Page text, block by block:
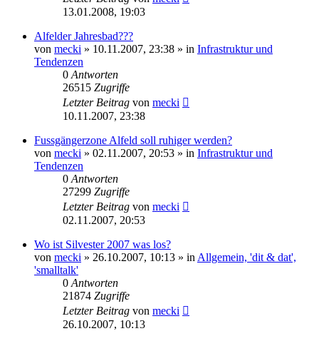
13.01.2008, 19:03
Alfelder Jahresbad???
von mecki » 10.11.2007, 23:38 » in Infrastruktur und
Tendenzen
0 Antworten
26515 Zugriffe
Letzter Beitrag von mecki
10.11.2007, 23:38
Fussgängerzone Alfeld soll ruhiger werden?
von mecki » 02.11.2007, 20:53 » in Infrastruktur und
Tendenzen
0 Antworten
27299 Zugriffe
Letzter Beitrag von mecki
02.11.2007, 20:53
Wo ist Silvester 2007 was los?
von mecki » 26.10.2007, 10:13 » in Allgemein, 'dit & dat',
'smalltalk'
0 Antworten
21874 Zugriffe
Letzter Beitrag von mecki
26.10.2007, 10:13